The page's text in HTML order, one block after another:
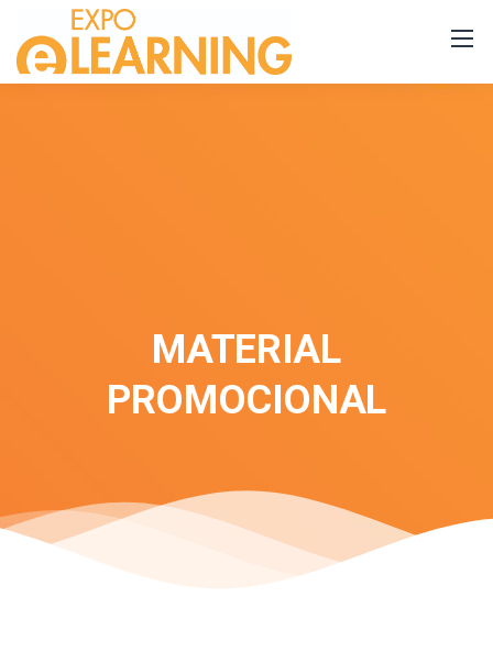
MATERIAL
PROMOCIONAL